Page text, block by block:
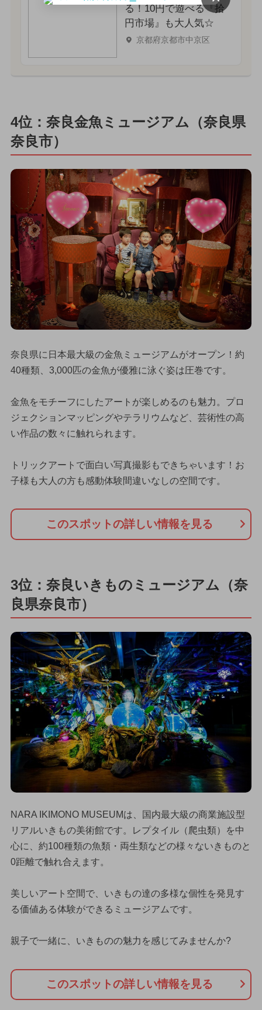
る！10円で遊べる『拾
円市場』も大人気☆
京都府京都市中京区
4位：奈良金魚ミュージアム（奈良県
奈良市）
奈良県に日本最大級の金魚ミュージアムがオープン！約
40種類、3,000匹の金魚が優雅に泳ぐ姿は圧巻です。
金魚をモチーフにしたアートが楽しめるのも魅力。プロ
ジェクションマッピングやテラリウムなど、芸術性の高
い作品の数々に触れられます。
トリックアートで面白い写真撮影もできちゃいます！お
子様も大人の方も感動体験間違いなしの空間です。
このスポットの詳しい情報を見る
3位：奈良いきものミュージアム（奈
良県奈良市）
NARA IKIMONO MUSEUMは、国内最大級の商業施設型
リアルいきもの美術館です。レプタイル（爬虫類）を中
心に、約100種類の魚類・両生類などの様々ないきものと
0距離で触れ合えます。
美しいアート空間で、いきもの達の多様な個性を発見す
る価値ある体験ができるミュージアムです。
親子で一緒に、いきものの魅力を感じてみませんか?
このスポットの詳しい情報を見る